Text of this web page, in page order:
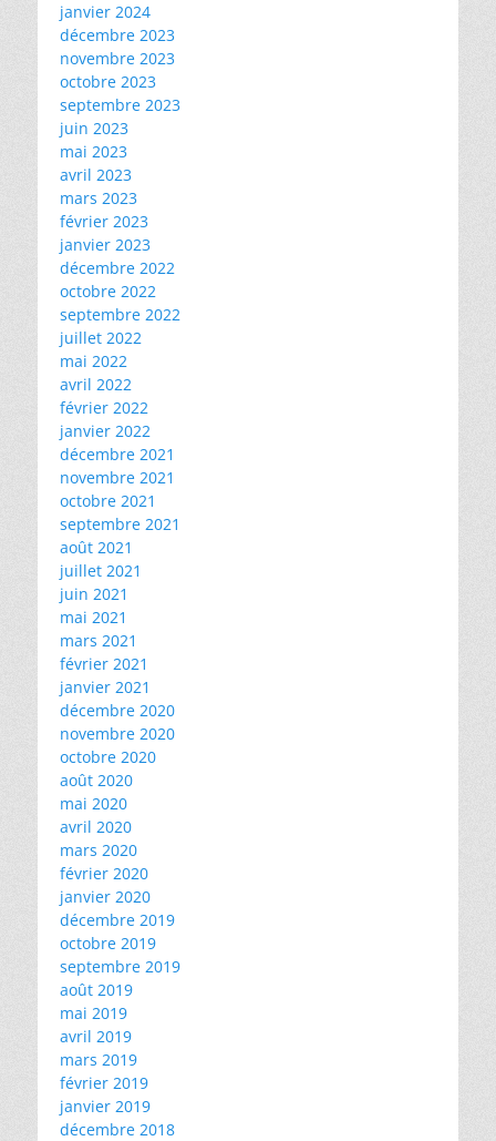
janvier 2024
décembre 2023
novembre 2023
octobre 2023
septembre 2023
juin 2023
mai 2023
avril 2023
mars 2023
février 2023
janvier 2023
décembre 2022
octobre 2022
septembre 2022
juillet 2022
mai 2022
avril 2022
février 2022
janvier 2022
décembre 2021
novembre 2021
octobre 2021
septembre 2021
août 2021
juillet 2021
juin 2021
mai 2021
mars 2021
février 2021
janvier 2021
décembre 2020
novembre 2020
octobre 2020
août 2020
mai 2020
avril 2020
mars 2020
février 2020
janvier 2020
décembre 2019
octobre 2019
septembre 2019
août 2019
mai 2019
avril 2019
mars 2019
février 2019
janvier 2019
décembre 2018